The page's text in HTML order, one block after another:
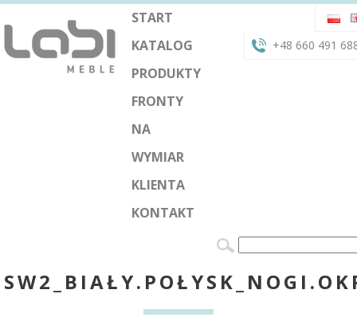
START
KATALOG
PRODUKTY
FRONTY
NA
WYMIAR
KLIENTA
KONTAKT
+48 660 491